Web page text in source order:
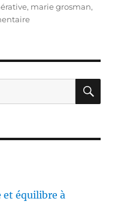
, marie grosman,
sur
équilibre à